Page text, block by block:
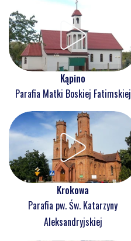
Kąpino
Parafia Matki Boskiej Fatimskiej
Krokowa
Parafia pw. Św. Katarzyny
Aleksandryjskiej